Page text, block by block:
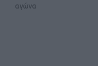
αγώνα